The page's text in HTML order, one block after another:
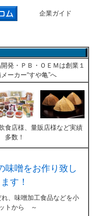
企業ガイド
発・ＰＢ・ＯＥＭは創業１
ーカー“すや亀”へ
食店様、量販店様など実績
多数！
味噌をお作り致し
ます！
、味噌加工食品などを小
トから ～